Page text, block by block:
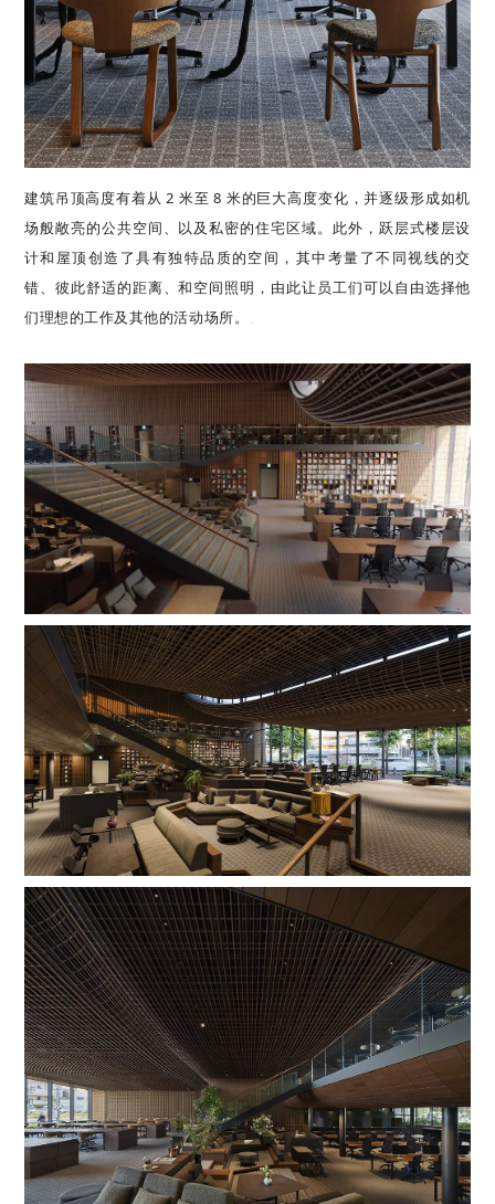
建筑吊顶高度有着从 2 米至 8 米的巨大高度变化，并逐级形成如机
场般敞亮的公共空间、以及私密的住宅区域。此外，跃层式楼层设
计和屋顶创造了具有独特品质的空间，其中考量了不同视线的交
错、彼此舒适的距离、和空间照明，由此让员工们可以自由选择他
们理想的工作及其他的活动场所。